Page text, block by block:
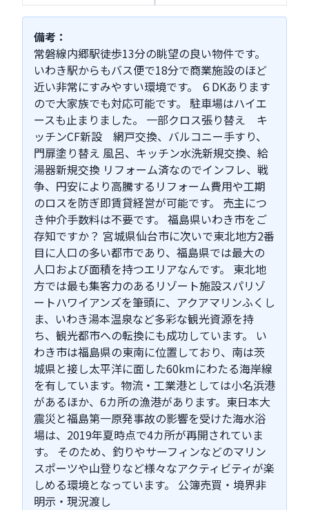
備考：
常磐線内郷駅徒歩13分の眺望の良い物件です。
いわき駅からもバス便で18分で商業施設のほど
近い非常にすみやすい環境です。 ６DKあります
ので大家族でも対応可能です。 駐車場はハイエ
ースも止まりました。 一部クロス張り替え キ
ッチンCF新設 網戸交換、バルコニー手すり、
門扉塗り替え 風呂、キッチン水洗新規交換、給
湯器新規交換 リフォーム済なのでインフレ、戦
争、円安により高騰するリフォーム費用や工期
のロスを防ぎ即賃貸経営が可能です。 売主につ
き仲介手数料は不要です。 福島県いわき市をご
存知ですか？ 宮城県仙台市に次いで東北地方2番
目に人口の多い都市であり、福島県では最大の
人口および面積を持つエリアなんです。 東北地
方では最も集客力のあるリゾート施設スパリゾ
ートハワイアンズを筆頭に、アクアマリンふくし
ま、いわき湯本温泉など多彩な観光資源を持
ち、観光都市への転換にも成功しています。 い
わき市は福島県の東南に位置しており、南は茨
城県と接し太平洋に面した60kmにわたる海岸線
を有しています。物流・工業港としては小名浜港
があるほか、6カ所の漁港があります。東日本大
震災と福島第一原発事故の影響を受けた海水浴
場は、2019年夏時点で4カ所が再開されていま
す。 そのため、釣りやサーフィンなどのマリン
スポーツや山登りなど様々なアクティビティが楽
しめる環境となっています。 公簿売買・境界非
明示・現況渡し